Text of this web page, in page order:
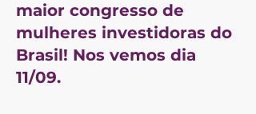
maior congresso de
mulheres investidoras do
Brasil! Nos vemos dia
11/09.